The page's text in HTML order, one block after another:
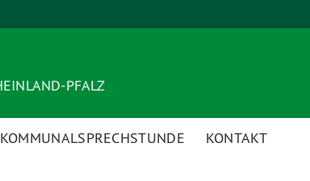
PFALZ
KOMMUNALSPRECHSTUNDE KONTAKT